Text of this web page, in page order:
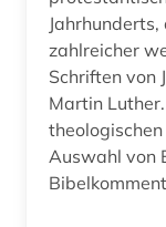
zahlreicher
Schriften von
Martin
Auswahl von